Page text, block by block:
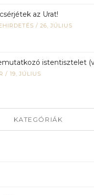
az Urat!
/ 26, JÚLIUS
istentisztelet
/ 19, JÚLIUS
KATEGÓRIÁK